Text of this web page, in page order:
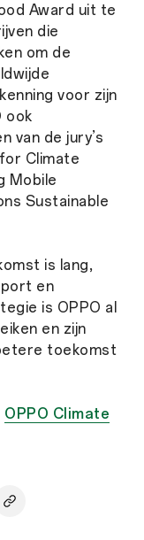
Award uit te
die
om de
voor zijn
ook
van de jury’s
Climate
Mobile
Sustainable
is lang,
en
is OPPO al
en zijn
toekomst
OPPO Climate